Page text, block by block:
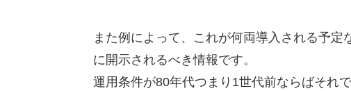
また例によって、これが何両導入される予
に開示されるべき情報です。
運用条件が80年代つまり1世代前ならばそれ